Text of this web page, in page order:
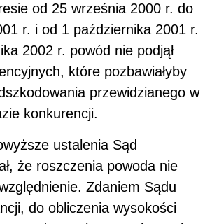
od 25 września 2000 r. do
r. i od 1 października 2001 r.
2002 r. powód nie podjął
które pozbawiałyby
przewidzianego w
konkurencji.
ustalenia Sąd
że roszczenia powoda nie
Zdaniem Sądu
do obliczenia wysokości